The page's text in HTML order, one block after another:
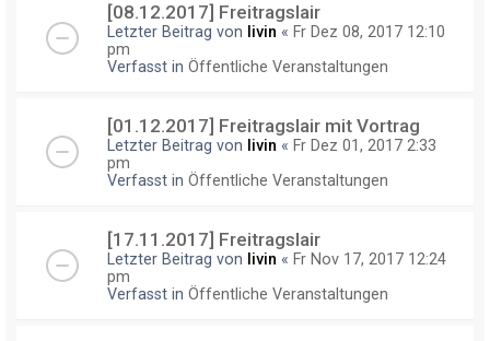
[08.12.2017] Freitragslair
Letzter Beitrag von livin « Fr Dez 08, 2017 12:10
pm
Verfasst in Öffentliche Veranstaltungen
[01.12.2017] Freitragslair mit Vortrag
Letzter Beitrag von livin « Fr Dez 01, 2017 2:33
pm
Verfasst in Öffentliche Veranstaltungen
[17.11.2017] Freitragslair
Letzter Beitrag von livin « Fr Nov 17, 2017 12:24
pm
Verfasst in Öffentliche Veranstaltungen